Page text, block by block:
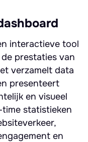
interactieve tool
prestaties van
verzamelt data
presenteert
en visueel
statistieken
en